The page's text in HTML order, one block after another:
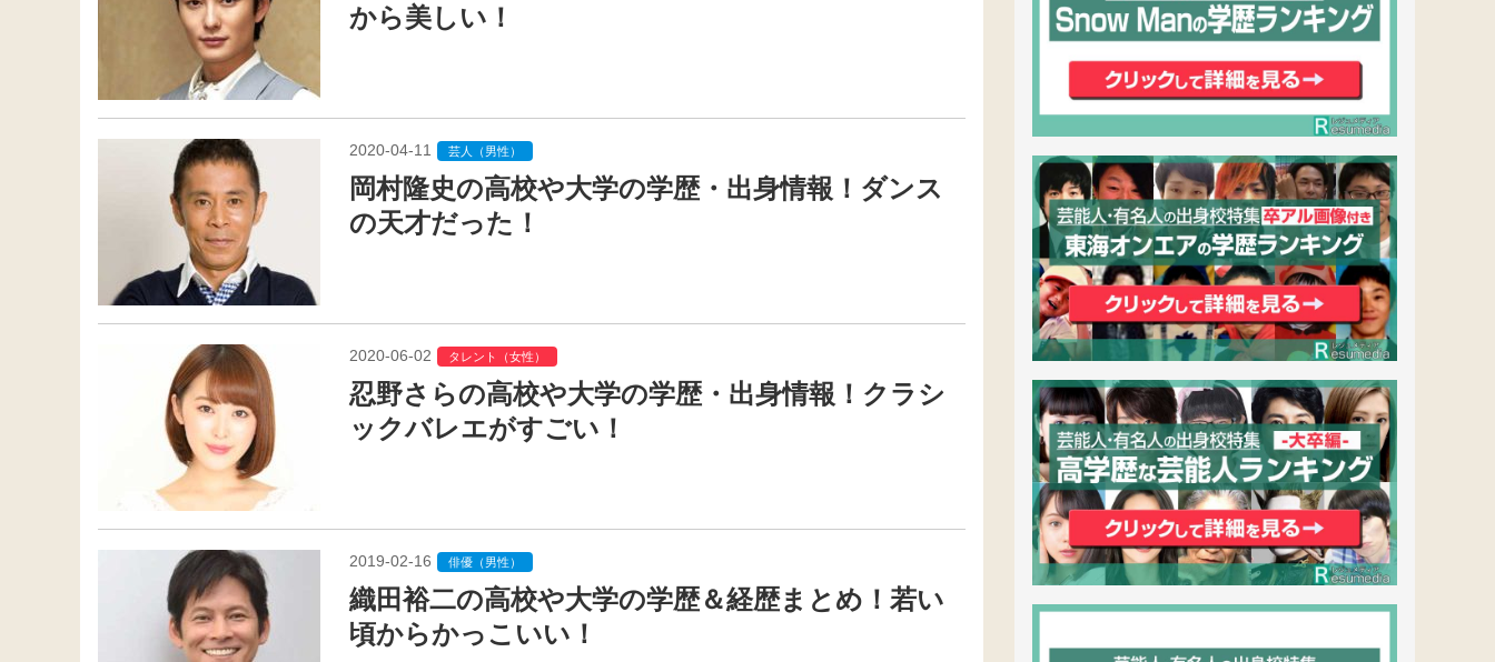
から美しい！
2020-04-11 芸人（男性）
岡村隆史の高校や大学の学歴・出身情報！ダンス
の天才だった！
2020-06-02 タレント（女性）
忍野さらの高校や大学の学歴・出身情報！クラシ
ックバレエがすごい！
2019-02-16 俳優（男性）
織田裕二の高校や大学の学歴＆経歴まとめ！若い
頃からかっこいい！